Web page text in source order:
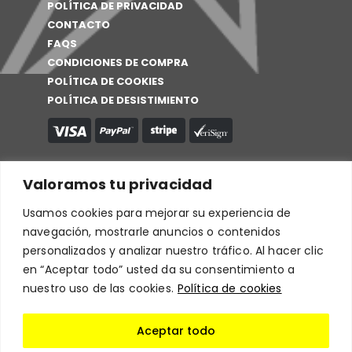
Valoramos tu privacidad
Usamos cookies para mejorar su experiencia de
navegación, mostrarle anuncios o contenidos
personalizados y analizar nuestro tráfico. Al hacer clic
en “Aceptar todo” usted da su consentimiento a
nuestro uso de las cookies. Política de cookies
Aceptar todo
POLÍTICA DE PRIVACIDAD
CONTACTO
FAQS
CONDICIONES DE COMPRA
POLÍTICA DE COOKIES
POLÍTICA DE DESISTIMIENTO